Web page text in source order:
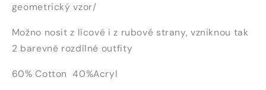
geometrický vzor/
Možno nosit z lícové i z rubové strany, vzniknou tak
2 barevně rozdílné outfity
60% Cotton 40%Acryl